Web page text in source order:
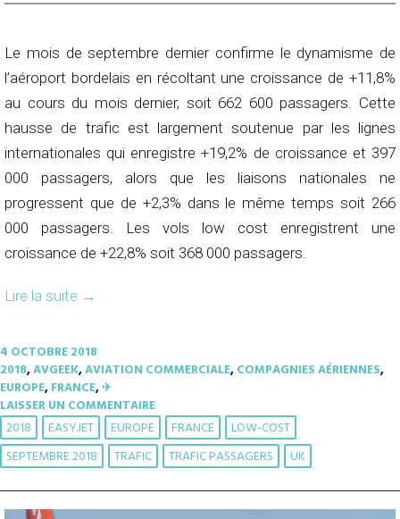
Le mois de septembre dernier confirme le dynamisme de
l’aéroport bordelais en récoltant une croissance de +11,8%
au cours du mois dernier, soit 662 600 passagers. Cette
hausse de trafic est largement soutenue par les lignes
internationales qui enregistre +19,2% de croissance et 397
000 passagers, alors que les liaisons nationales ne
progressent que de +2,3% dans le même temps soit 266
000 passagers. Les vols low cost enregistrent une
croissance de +22,8% soit 368 000 passagers.
Lire la suite →
4 OCTOBRE 2018
2018,AVGEEK,AVIATION COMMERCIALE,COMPAGNIES AÉRIENNES,
EUROPE,FRANCE,✈︎
LAISSER UN COMMENTAIRE
2018 EASYJET EUROPE FRANCE
LOW-COST
SEPTEMBRE 2018
TRAFIC TRAFIC PASSAGERS UK